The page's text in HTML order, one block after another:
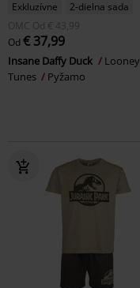
Exkluzívne
2-dielna sada
OMC Od € 43,99
Od € 37,99
Insane Daffy Duck
Looney
Tunes
Pyžamo